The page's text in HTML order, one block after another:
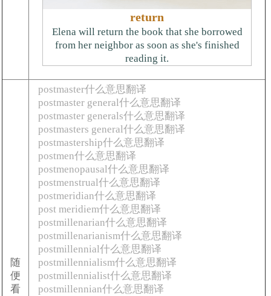
return
Elena will return the book that she borrowed
from her neighbor as soon as she's finished
reading it.
随
便
看
postmaster什么意思翻译
postmaster general什么意思翻译
postmaster generals什么意思翻译
postmasters general什么意思翻译
postmastership什么意思翻译
postmen什么意思翻译
postmenopausal什么意思翻译
postmenstrual什么意思翻译
postmeridian什么意思翻译
post meridiem什么意思翻译
postmillenarian什么意思翻译
postmillenarianism什么意思翻译
postmillennial什么意思翻译
postmillennialism什么意思翻译
postmillennialist什么意思翻译
postmillennian什么意思翻译